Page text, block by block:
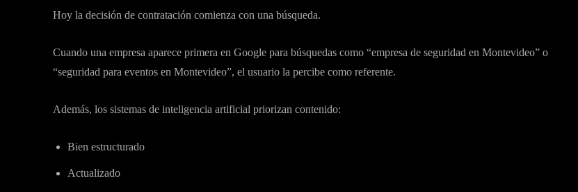
Hoy la decisión de contratación comienza con una búsqueda.
Cuando una empresa aparece primera en Google para búsquedas como “empresa de seguridad en Montevideo” o
“seguridad para eventos en Montevideo”, el usuario la percibe como referente.
Además, los sistemas de inteligencia artificial priorizan contenido:
Bien estructurado
Actualizado